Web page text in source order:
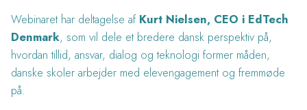
Webinaret har deltagelse af Kurt Nielsen, CEO i EdTech
Denmark, som vil dele et bredere dansk perspektiv på,
hvordan tillid, ansvar, dialog og teknologi former måden,
danske skoler arbejder med elevengagement og fremmøde
på.